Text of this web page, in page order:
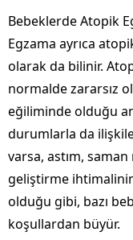
Bebeklerde Atopik
Egzama ayrıca
olarak da bilinir.
normalde zararsız
eğiliminde olduğu
durumlarla da
varsa, astım,
geliştirme
olduğu gibi, bazı
koşullardan büyür.